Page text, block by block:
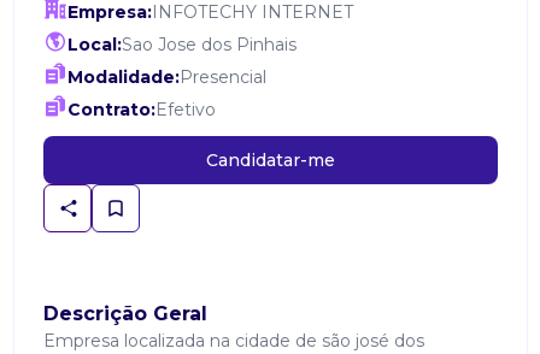
Empresa:INFOTECHY INTERNET
Local:Sao Jose dos Pinhais
Modalidade:Presencial
Contrato:Efetivo
Candidatar-me
Descrição Geral
Empresa localizada na cidade de são josé dos